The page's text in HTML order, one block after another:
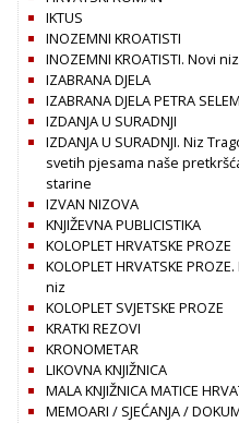
IKTUS
INOZEMNI KROATISTI
INOZEMNI KROATISTI. Novi niz
IZABRANA DJELA
IZABRANA DJELA PETRA
IZDANJA U SURADNJI
IZDANJA U SURADNJI. Niz
svetih pjesama naše
starine
IZVAN NIZOVA
KNJIŽEVNA PUBLICISTIKA
KOLOPLET HRVATSKE PROZE
KOLOPLET HRVATSKE
niz
KOLOPLET SVJETSKE PROZE
KRATKI REZOVI
KRONOMETAR
LIKOVNA KNJIŽNICA
MALA KNJIŽNICA MATICE
MEMOARI / SJEĆANJA /